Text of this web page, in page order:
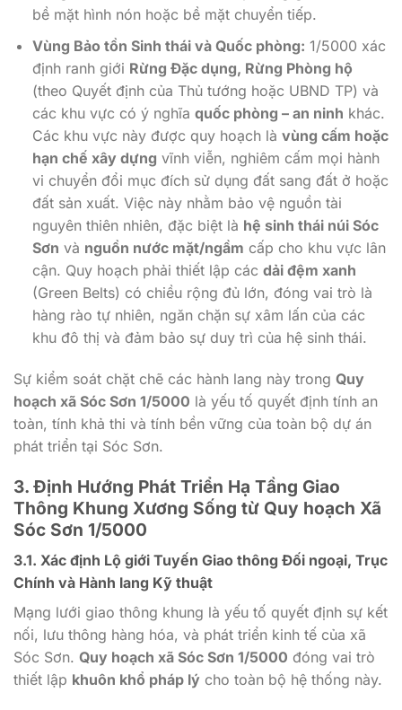
bề mặt hình nón hoặc bề mặt chuyển tiếp.
Vùng Bảo tồn Sinh thái và Quốc phòng: 1/5000 xác
định ranh giới Rừng Đặc dụng, Rừng Phòng hộ
(theo Quyết định của Thủ tướng hoặc UBND TP) và
các khu vực có ý nghĩa quốc phòng – an ninh khác.
Các khu vực này được quy hoạch là vùng cấm hoặc
hạn chế xây dựng vĩnh viễn, nghiêm cấm mọi hành
vi chuyển đổi mục đích sử dụng đất sang đất ở hoặc
đất sản xuất. Việc này nhằm bảo vệ nguồn tài
nguyên thiên nhiên, đặc biệt là hệ sinh thái núi Sóc
Sơn và nguồn nước mặt/ngầm cấp cho khu vực lân
cận. Quy hoạch phải thiết lập các dải đệm xanh
(Green Belts) có chiều rộng đủ lớn, đóng vai trò là
hàng rào tự nhiên, ngăn chặn sự xâm lấn của các
khu đô thị và đảm bảo sự duy trì của hệ sinh thái.
Sự kiểm soát chặt chẽ các hành lang này trong Quy
hoạch xã Sóc Sơn 1/5000 là yếu tố quyết định tính an
toàn, tính khả thi và tính bền vững của toàn bộ dự án
phát triển tại Sóc Sơn.
3. Định Hướng Phát Triển Hạ Tầng Giao
Thông Khung Xương Sống từ Quy hoạch Xã
Sóc Sơn 1/5000
3.1. Xác định Lộ giới Tuyến Giao thông Đối ngoại, Trục
Chính và Hành lang Kỹ thuật
Mạng lưới giao thông khung là yếu tố quyết định sự kết
nối, lưu thông hàng hóa, và phát triển kinh tế của xã
Sóc Sơn. Quy hoạch xã Sóc Sơn 1/5000 đóng vai trò
thiết lập khuôn khổ pháp lý cho toàn bộ hệ thống này.